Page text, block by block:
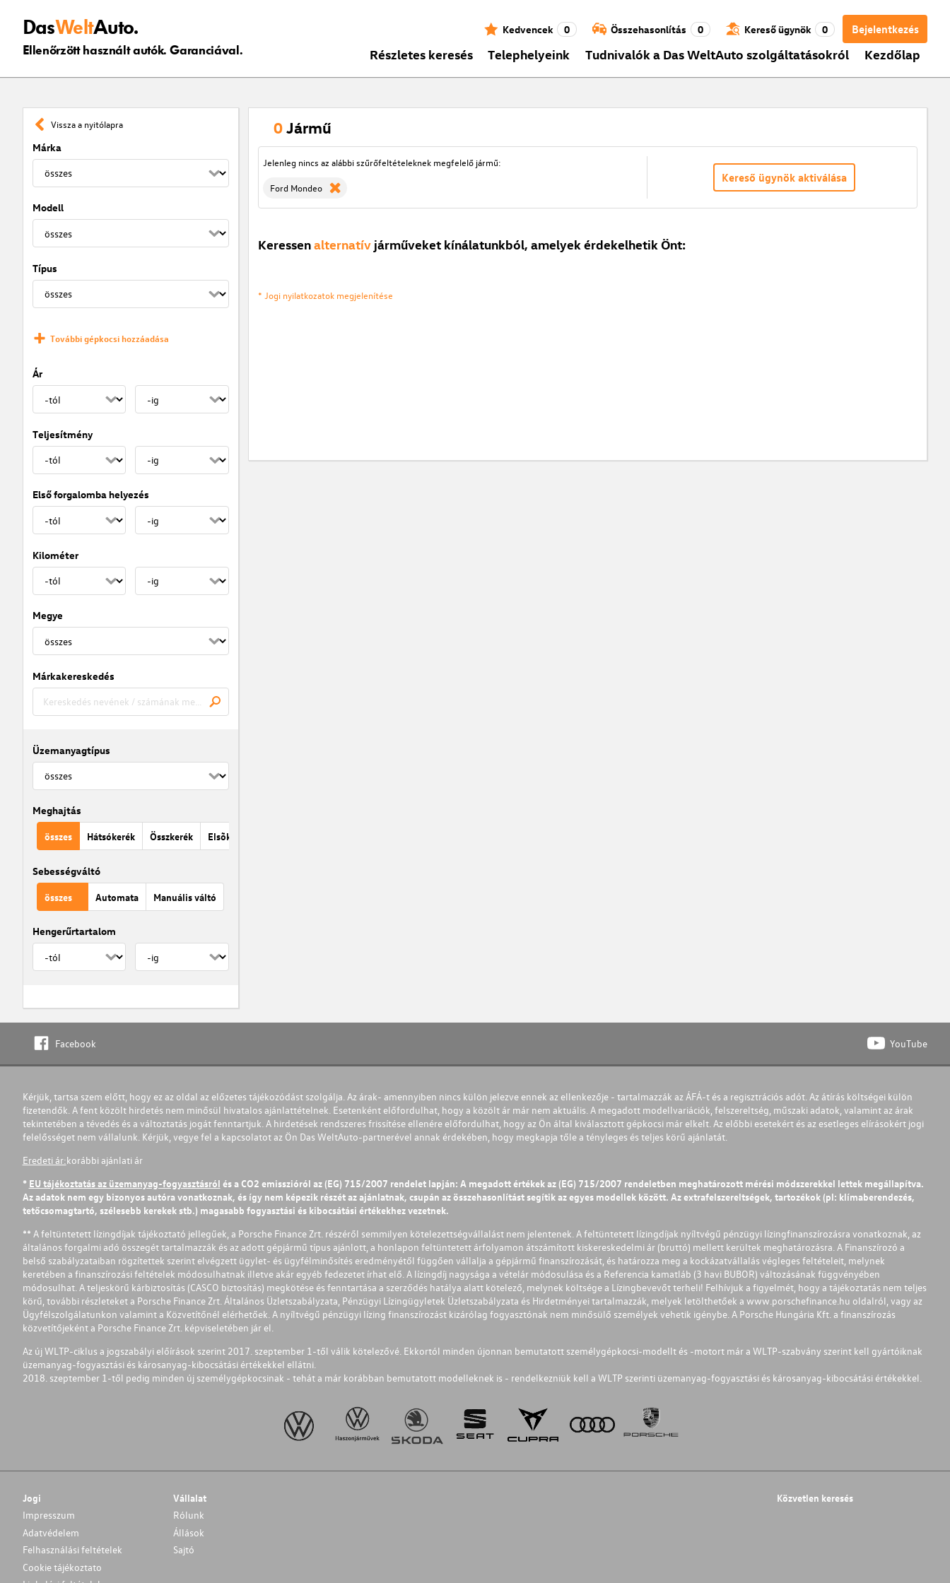
DasWeltAuto.
Ellenőrzött használt autók. Garanciával.
Bejelentkezés
Kedvencek 0 Összehasonlítás 0 Kereső ügynök 0
Részletes keresés Telephelyeink Tudnivalók a Das WeltAuto szolgáltatásokról Kezdőlap
Vissza a nyitólapra
Márka
Modell
Típus
További gépkocsi hozzáadása
Ár
Teljesítmény
Első forgalomba helyezés
Kilométer
Megye
Márkakereskedés
Üzemanyagtípus
Meghajtás
összes Hátsókerék Összkerék Elsõkerék
Sebességváltó
összes Automata Manuális váltó
Hengerűrtartalom
0Jármű
Jelenleg nincs az alábbi szűrőfeltételeknek megfelelő jármű:
Ford Mondeo
Kereső ügynök aktiválása
Keressenalternatív járműveket kínálatunkból, amelyek érdekelhetik Önt:
* Jogi nyilatkozatok megjelenítése
Facebook YouTube
Kérjük, tartsa szem előtt, hogy ez az oldal az előzetes tájékozódást szolgálja. Az árak- amennyiben nincs külön jelezve ennek az ellenkezője - tartalmazzák az ÁFÁ-t és a regisztrációs adót. Az átírás költségei külön
fizetendők. A fent közölt hirdetés nem minősül hivatalos ajánlattételnek. Esetenként előfordulhat, hogy a közölt ár már nem aktuális. A megadott modellvariációk, felszereltség, műszaki adatok, valamint az árak
tekintetében a tévedés és a változtatás jogát fenntartjuk. A hirdetések rendszeres frissítése ellenére előfordulhat, hogy az Ön által kiválasztott gépkocsi már elkelt. Az előbbi esetekért és az esetleges elírásokért jogi
felelősséget nem vállalunk. Kérjük, vegye fel a kapcsolatot az Ön Das WeltAuto-partnerével annak érdekében, hogy megkapja tőle a tényleges és teljes körű ajánlatát.
Eredeti ár:korábbi ajánlati ár
* EU tájékoztatás az üzemanyag-fogyasztásról és a CO2 emisszióról az (EG) 715/2007 rendelet lapján: A megadott értékek az (EG) 715/2007 rendeletben meghatározott mérési módszerekkel lettek megállapítva.
Az adatok nem egy bizonyos autóra vonatkoznak, és így nem képezik részét az ajánlatnak, csupán az összehasonlítást segítik az egyes modellek között. Az extrafelszereltségek, tartozékok (pl: klímaberendezés,
tetőcsomagtartó, szélesebb kerekek stb.) magasabb fogyasztási és kibocsátási értékekhez vezetnek.
** A feltüntetett lízingdíjak tájékoztató jellegűek, a Porsche Finance Zrt. részéről semmilyen kötelezettségvállalást nem jelentenek. A feltüntetett lízingdíjak nyíltvégű pénzügyi lízingfinanszírozásra vonatkoznak, az
általános forgalmi adó összegét tartalmazzák és az adott gépjármű típus ajánlott, a honlapon feltüntetett árfolyamon átszámított kiskereskedelmi ár (bruttó) mellett kerültek meghatározásra. A Finanszírozó a
belső szabályzataiban rögzítettek szerint elvégzett ügylet- és ügyfélminősítés eredményétől függően vállalja a gépjármű finanszírozását, és határozza meg a kockázatvállalás végleges feltételeit, melynek
keretében a finanszírozási feltételek módosulhatnak illetve akár egyéb fedezetet írhat elő. A lízingdíj nagysága a vételár módosulása és a Referencia kamatláb (3 havi BUBOR) változásának függvényében
módosulhat. A teljeskörű kárbiztosítás (CASCO biztosítás) megkötése és fenntartása a szerződés hatálya alatt kötelező, melynek költsége a Lízingbevevőt terheli! Felhívjuk a figyelmét, hogy a tájékoztatás nem teljes
körű, további részleteket a Porsche Finance Zrt. Általános Üzletszabályzata, Pénzügyi Lízingügyletek Üzletszabályzata és Hirdetményei tartalmazzák, melyek letölthetőek a www.porschefinance.hu oldalról, vagy az
Ügyfélszolgálatunkon valamint a Közvetítőnél elérhetőek. A nyíltvégű pénzügyi lízing finanszírozást kizárólag fogyasztónak nem minősülő személyek vehetik igénybe. A Porsche Hungária Kft. a finanszírozás
közvetítőjeként a Porsche Finance Zrt. képviseletében jár el.
Az új WLTP-ciklus a jogszabályi előírások szerint 2017. szeptember 1-től válik kötelezővé. Ekkortól minden újonnan bemutatott személygépkocsi-modellt és -motort már a WLTP-szabvány szerint kell gyártóiknak
üzemanyag-fogyasztási és károsanyag-kibocsátási értékekkel ellátni.
2018. szeptember 1-től pedig minden új személygépkocsinak - tehát a már korábban bemutatott modelleknek is - rendelkezniük kell a WLTP szerinti üzemanyag-fogyasztási és károsanyag-kibocsátási értékekkel.
Jogi
Impresszum
Adatvédelem
Felhasználási feltételek
Cookie tájékoztato
Vállalat
Rólunk
Állások
Sajtó
Közvetlen keresés